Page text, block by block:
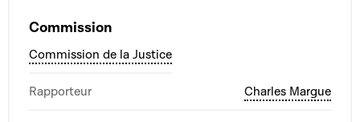
Commission
Commission de la Justice
Rapporteur Charles Margue